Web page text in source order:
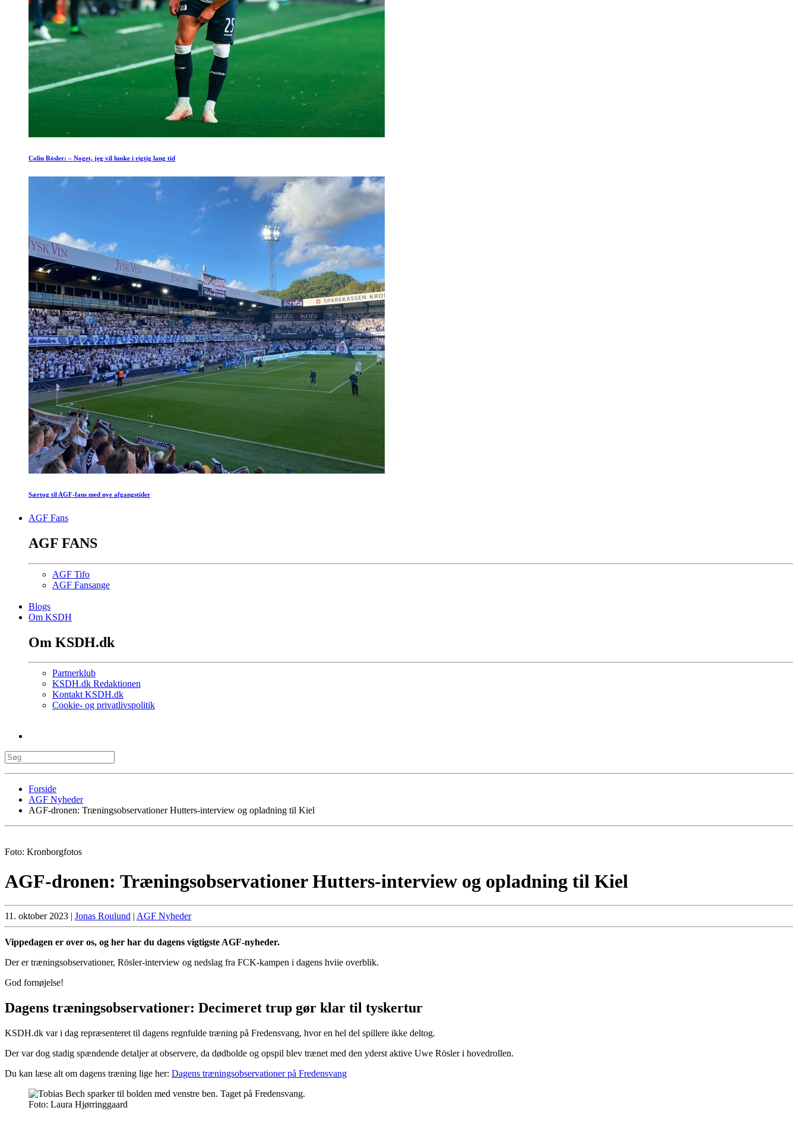
Colin Rösler: – Noget, jeg vil huske i rigtig lang tid
Særtog til AGF-fans med nye afgangstider
AGF Fans
AGF FANS
AGF Tifo
AGF Fansange
Blogs
Om KSDH
Om KSDH.dk
Partnerklub
KSDH.dk Redaktionen
Kontakt KSDH.dk
Cookie- og privatlivspolitik
Forside
AGF Nyheder
AGF-dronen: Træningsobservationer Hutters-interview og opladning til Kiel
Foto: Kronborgfotos
AGF-dronen: Træningsobservationer Hutters-interview og opladning til Kiel
11. oktober 2023 | Jonas Roulund | AGF Nyheder
Vippedagen er over os, og her har du dagens vigtigste AGF-nyheder.
Der er træningsobservationer, Rösler-interview og nedslag fra FCK-kampen i dagens hviie overblik.
God fornøjelse!
Dagens træningsobservationer: Decimeret trup gør klar til tyskertur
KSDH.dk var i dag repræsenteret til dagens regnfulde træning på Fredensvang, hvor en hel del spillere ikke deltog.
Der var dog stadig spændende detaljer at observere, da dødbolde og opspil blev trænet med den yderst aktive Uwe Rösler i hovedrollen.
Du kan læse alt om dagens træning lige her: Dagens træningsobservationer på Fredensvang
Foto: Laura Hjørringgaard